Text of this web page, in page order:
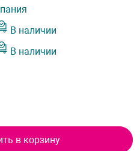
В наличии
В наличии
в корзину